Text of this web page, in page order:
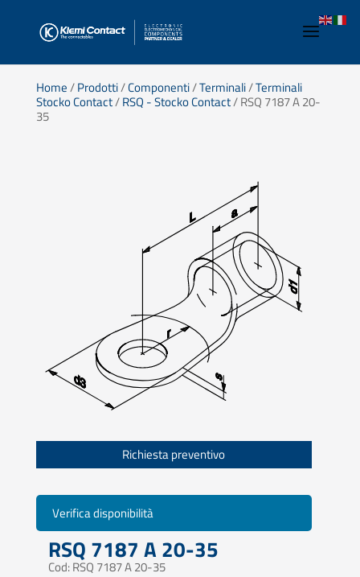
Home/Prodotti/Componenti/Terminali/Terminali
Stocko Contact/RSQ - Stocko Contact/ RSQ 7187 A 20-
35
Richiesta preventivo
Verifica disponibilità
RSQ 7187 A 20-35
Cod: RSQ 7187 A 20-35